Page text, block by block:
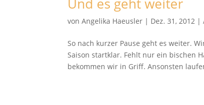
vonAngelika Haeusler | Dez. 31, 2012 |
So nach kurzer Pause geht es weiter.
Saison startklar. Fehlt nur ein bischen
bekommen wir in Griff. Ansonsten